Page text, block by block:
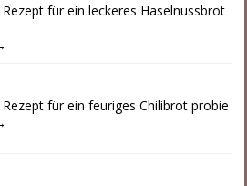
für ein leckeres Haselnussbrot
für ein feuriges Chilibrot probie